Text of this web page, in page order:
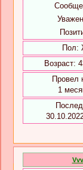
Пол:
Возраст:
Провел
1